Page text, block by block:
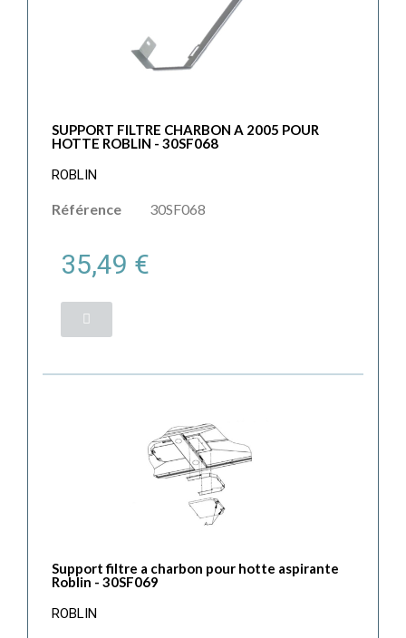
SUPPORT FILTRE CHARBON A 2005 POUR
HOTTE ROBLIN - 30SF068
ROBLIN
Référence 30SF068
35,49 €
Support filtre a charbon pour hotte aspirante
Roblin - 30SF069
ROBLIN